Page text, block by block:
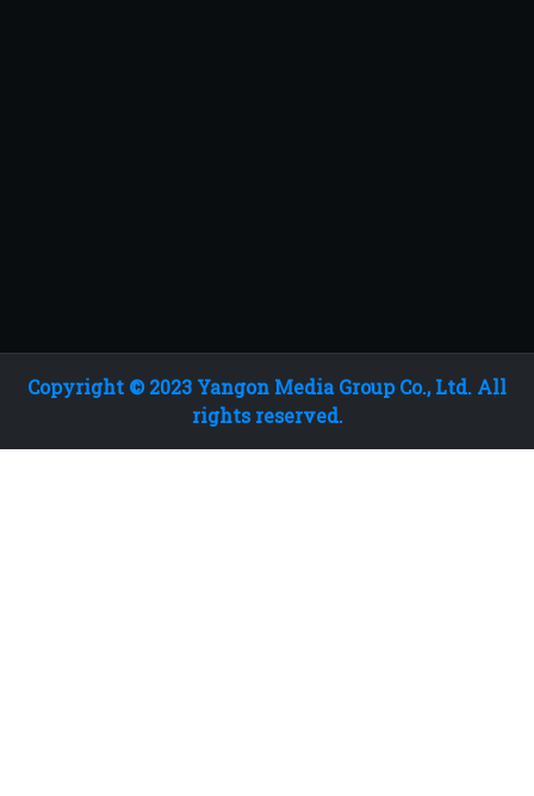
Copyright © 2023 Yangon Media Group Co., Ltd. All
rights reserved.